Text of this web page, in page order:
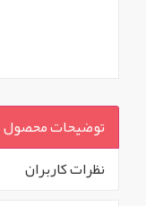
توضیحات محصول
نظرات کاربران